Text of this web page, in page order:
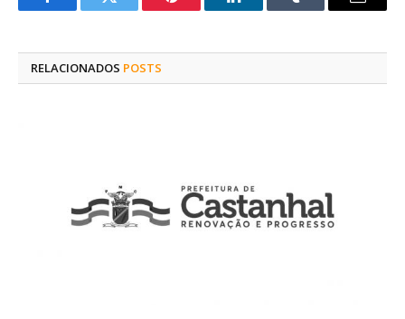
FacebookTwitter Pinterest O
Tumblr
E-
RELACIONADOS POSTS